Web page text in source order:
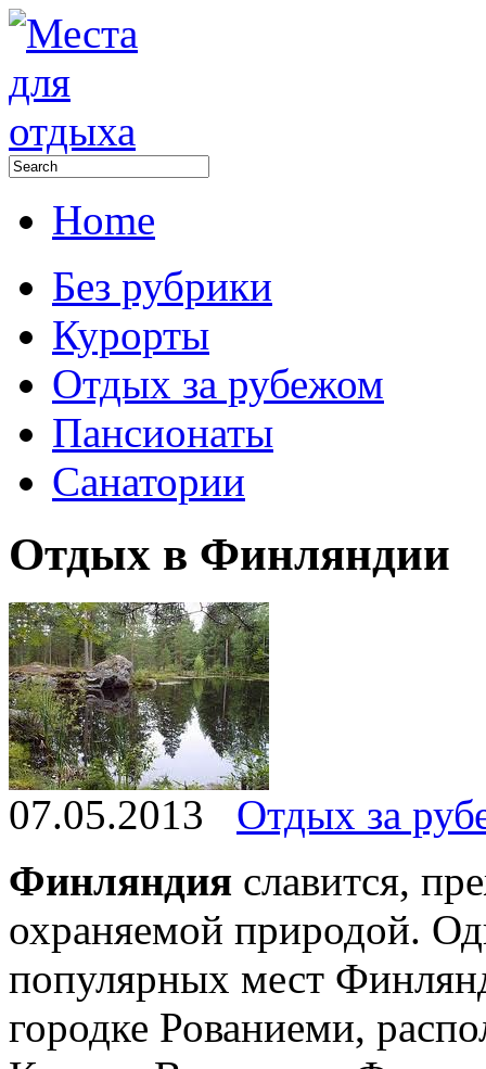
Home
Без рубрики
Курорты
Отдых за рубежом
Пансионаты
Санатории
Отдых в Финляндии
07.05.2013
Отдых за
Финляндия славится,
охраняемой природой.
популярных мест
городке Рованиеми,